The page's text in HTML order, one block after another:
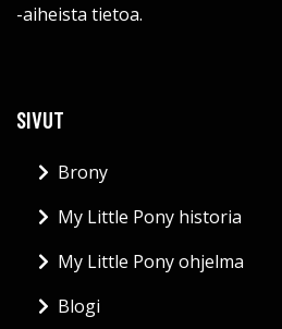
-aiheista tietoa.
SIVUT
Brony
My Little Pony historia
My Little Pony ohjelma
Blogi